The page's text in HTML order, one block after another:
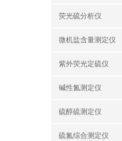
荧光硫分析仪
微机盐含量测定仪
紫外荧光定硫仪
碱性氮测定仪
硫醇硫测定仪
硫氮综合测定仪